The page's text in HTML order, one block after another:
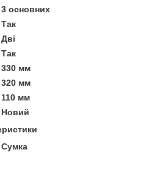
3 основних
Так
Дві
Так
330 мм
320 мм
110 мм
Новий
Сумка